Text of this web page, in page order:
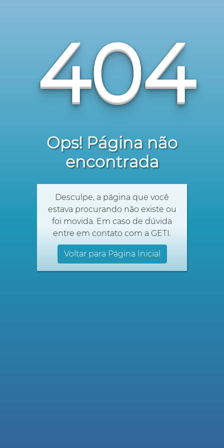
404
Ops! Página não
encontrada
Desculpe, a página que você
estava procurando não existe ou
foi movida. Em caso de dúvida
entre em contato com a GETI.
Voltar para Página Inicial